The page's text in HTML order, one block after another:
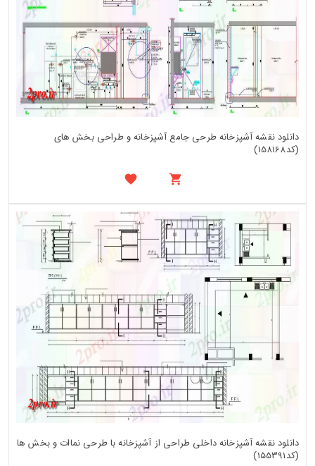
دانلود نقشه آشپزخانه طرحی جامع آشپزخانه و طراحی بخش های
(کد158168)
دانلود نقشه آشپزخانه داخلی طراحی از آشپزخانه با طرحی نماات و بخش ها
(کد155391)